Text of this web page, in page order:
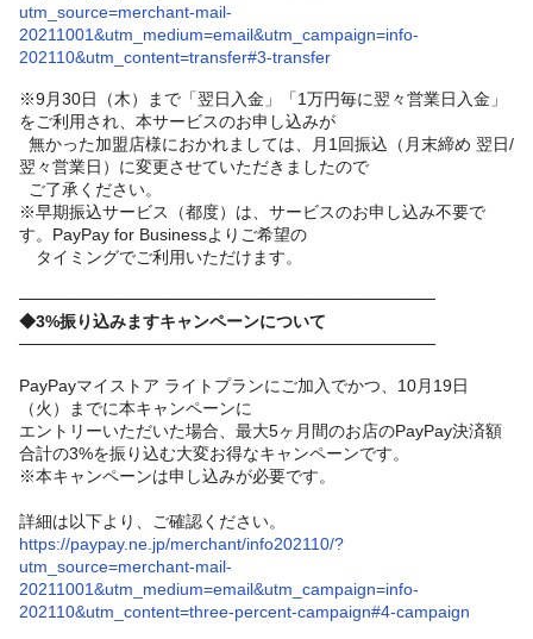
utm_source=merchant-mail-
20211001&utm_medium=email&utm_campaign=info-
202110&utm_content=transfer#3-transfer
※9月30日（木）まで「翌日入金」「1万円毎に翌々営業日入金」
をご利用され、本サービスのお申し込みが
無かった加盟店様におかれましては、月1回振込（月末締め 翌日/
翌々営業日）に変更させていただきましたので
ご了承ください。
※早期振込サービス（都度）は、サービスのお申し込み不要で
す。PayPay for Businessよりご希望の
タイミングでご利用いただけます。
───────────────────────────────────
◆3%振り込みますキャンペーンについて
───────────────────────────────────
PayPayマイストア ライトプランにご加入でかつ、10月19日
（火）までに本キャンペーンに
エントリーいただいた場合、最大5ヶ月間のお店のPayPay決済額
合計の3%を振り込む大変お得なキャンペーンです。
※本キャンペーンは申し込みが必要です。
詳細は以下より、ご確認ください。
https://paypay.ne.jp/merchant/info202110/?
utm_source=merchant-mail-
20211001&utm_medium=email&utm_campaign=info-
202110&utm_content=three-percent-campaign#4-campaign